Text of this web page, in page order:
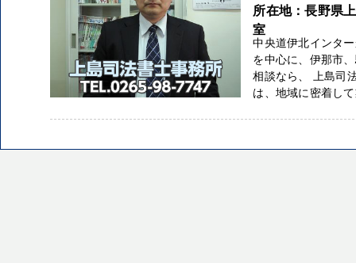
所在地：長野県
室
中央道伊北インタ
を中心に、伊那市
相談なら、 上島司
は、地域に密着し